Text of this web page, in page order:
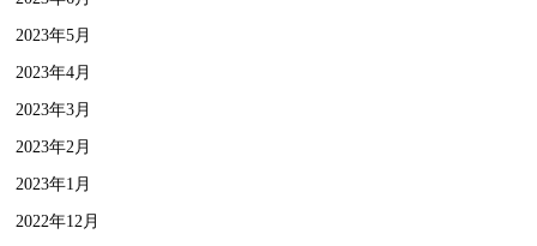
2023年5月
2023年4月
2023年3月
2023年2月
2023年1月
2022年12月